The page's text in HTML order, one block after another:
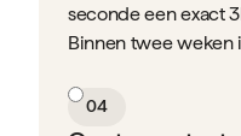
seconde een exact
Binnen twee weken
04